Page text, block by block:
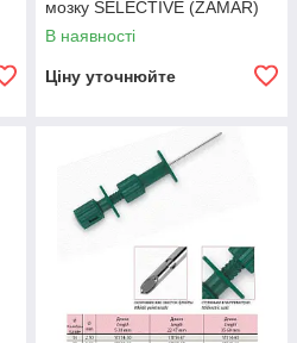
мозку SELECTIVE (ZAMAR)
В наявності
Ціну уточнюйте